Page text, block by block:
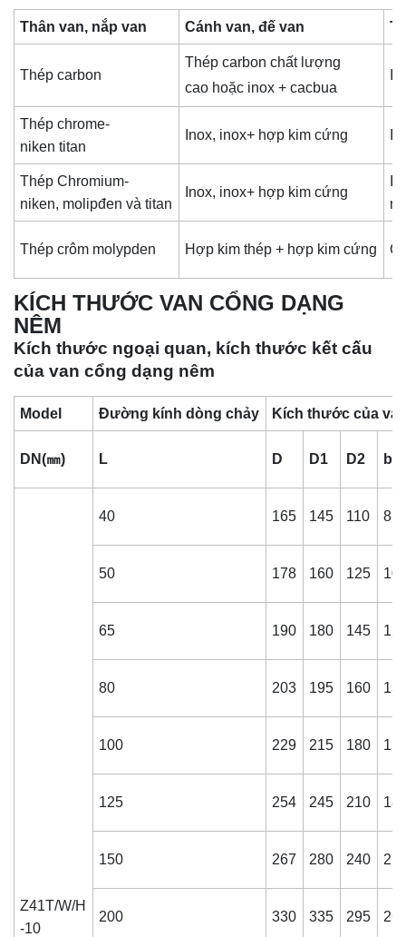
Thân van, nắp van Cánh van, đế van
Thép carbon
Thép carbon chất lượng
cao hoặc inox + cacbua
Thép chrome-
niken titan
Inox, inox+ hợp kim cứng
Thép Chromium-
niken, molipđen và titan
Inox, inox+ hợp kim cứng
Thép crôm molypden Hợp kim thép + hợp kim cứng
KÍCH THƯỚC VAN CỔNG DẠNG
NÊM
Kích thước ngoại quan, kích thước kết cấu
của van cổng dạng nêm
Model Đường kính dòng chảy Kích thước của
DN(㎜) L D D1 D2 b-f
Z41T/W/H
-10
40 165 145 110 85
50 178 160 125
65 190 180 145
80 203 195 160
100 229 215 180
125 254 245 210
150 267 280 240
200 330 335 295